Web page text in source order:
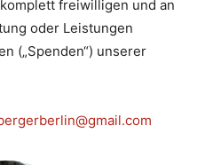
freiwilligen und an
oder Leistungen
(„Spenden“) unserer